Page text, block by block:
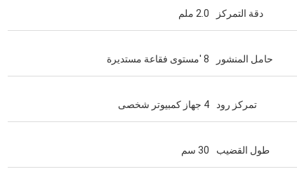
دقة التمركز 2.0 ملم
حامل المنشور 8 'مستوى فقاعة مستديرة
تمركز رود 4 جهاز كمبيوتر شخصى
طول القضيب 30 سم